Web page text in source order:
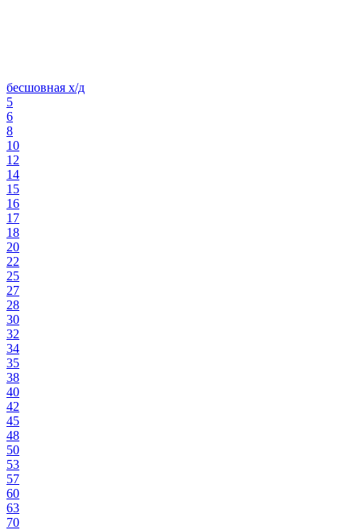
бесшовная х/д
5
6
8
10
12
14
15
16
17
18
20
22
25
27
28
30
32
34
35
38
40
42
45
48
50
53
57
60
63
70